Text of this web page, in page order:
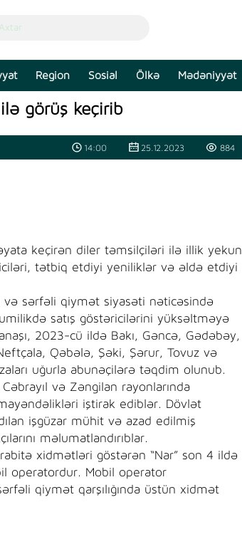
Region Sosial Ölkə Mədəniyyət
görüş keçirib
14:00 25.12.2023 884
keçirən diler təmsilçiləri ilə illik yekun
tətbiq etdiyi yeniliklər və əldə etdiyi
sərfəli qiymət siyasəti nəticəsində
satış göstəricilərini yüksəltməyə
2023-cü ildə Bakı, Gəncə, Gədəbəy,
Qəbələ, Şəki, Şərur, Tovuz və
uğurla abunəçilərə təqdim olunub.
və Zəngilan rayonlarında
iştirak ediblər. Dövlət
işgüzar mühit və azad edilmiş
məlumatlandırıblar.
xidmətləri göstərən “Nar” son 4 ildə
operatordur. Mobil operator
qiymət qarşılığında üstün xidmət